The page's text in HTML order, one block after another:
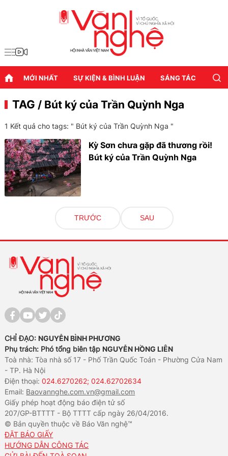
MỚI NHẤT SỰ KIỆN & BÌNH LUẬN SÁNG TÁC
TAG / Bút ký của Trần Quỳnh Nga
1 Kết quả cho tags: " Bút ký của Trần Quỳnh Nga "
Kỳ Sơn chưa gặp đã thương rồi!
Bút ký của Trần Quỳnh Nga
TRƯỚC SAU
CHỈ ĐẠO: NGUYỄN BÌNH PHƯƠNG
Phụ trách: Phó tổng biên tập NGUYỄN HỒNG LIÊN
Toà nhà: Tòa nhà số 17 - Phố Trần Quốc Toản - Phường Cửa Nam
- TP. Hà Nội
Điện thoại:024.6270262; 024.62702634
Email: Baovannghe.com.vn@gmail.com
Giấy phép hoạt động báo điện tử số
207/GP-BTTTT - Bộ TTTT cấp ngày 26/04/2016.
© Bản quyền thuộc về Báo Văn nghệ™
ĐẶT BÁO GIẤY
HƯỚNG DẪN CÔNG TÁC